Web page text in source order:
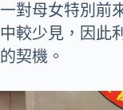
一對母女特別前
中較少見，因此
的契機。